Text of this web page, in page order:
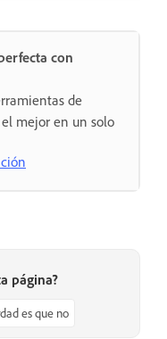
con
de
mejor en un solo
página?
es que no